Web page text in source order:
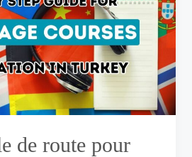
de route pour